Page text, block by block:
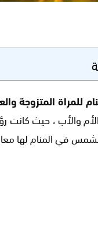
للمراة المتزوجة
الأم والأب ، حيث
في المنام لها